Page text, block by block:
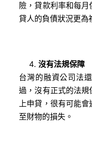
險，貸款利率和每
貸人的負債狀況更為
沒有法規保障
台灣的融資公司法
過，沒有正式的法
上申貸，很有可能
至財物的損失。